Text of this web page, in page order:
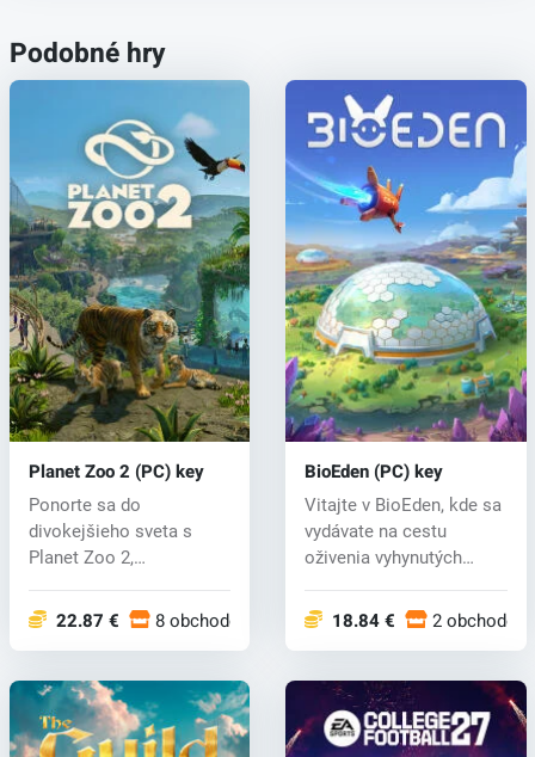
Podobné hry
Planet Zoo 2 (PC) key
Ponorte sa do
divokejšieho sveta s
Planet Zoo 2,
pokračovaním o...
22.87 € 8 obchodoch
BioEden (PC) key
Vitajte v BioEden, kde sa
vydávate na cestu
oživenia vyhynutých
18.84 € 2 obchodoch